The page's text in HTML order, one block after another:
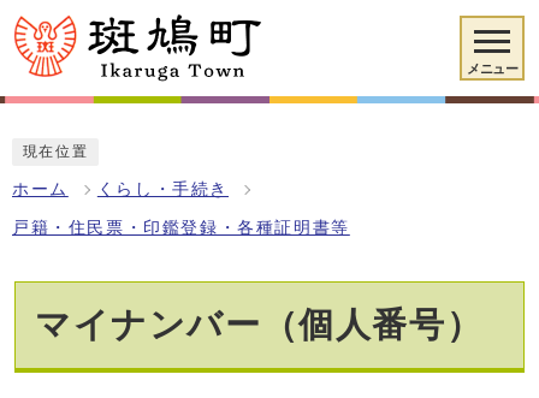
メニュー
現在位置
ホーム くらし・手続き
戸籍・住民票・印鑑登録・各種証明書等
マイナンバー（個人番号）